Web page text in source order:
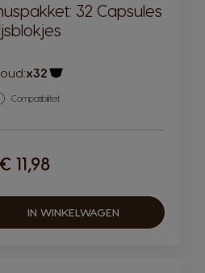
32 Capsules
x32
Compatibiliteit
€ 11,98
IN WINKELWAGEN